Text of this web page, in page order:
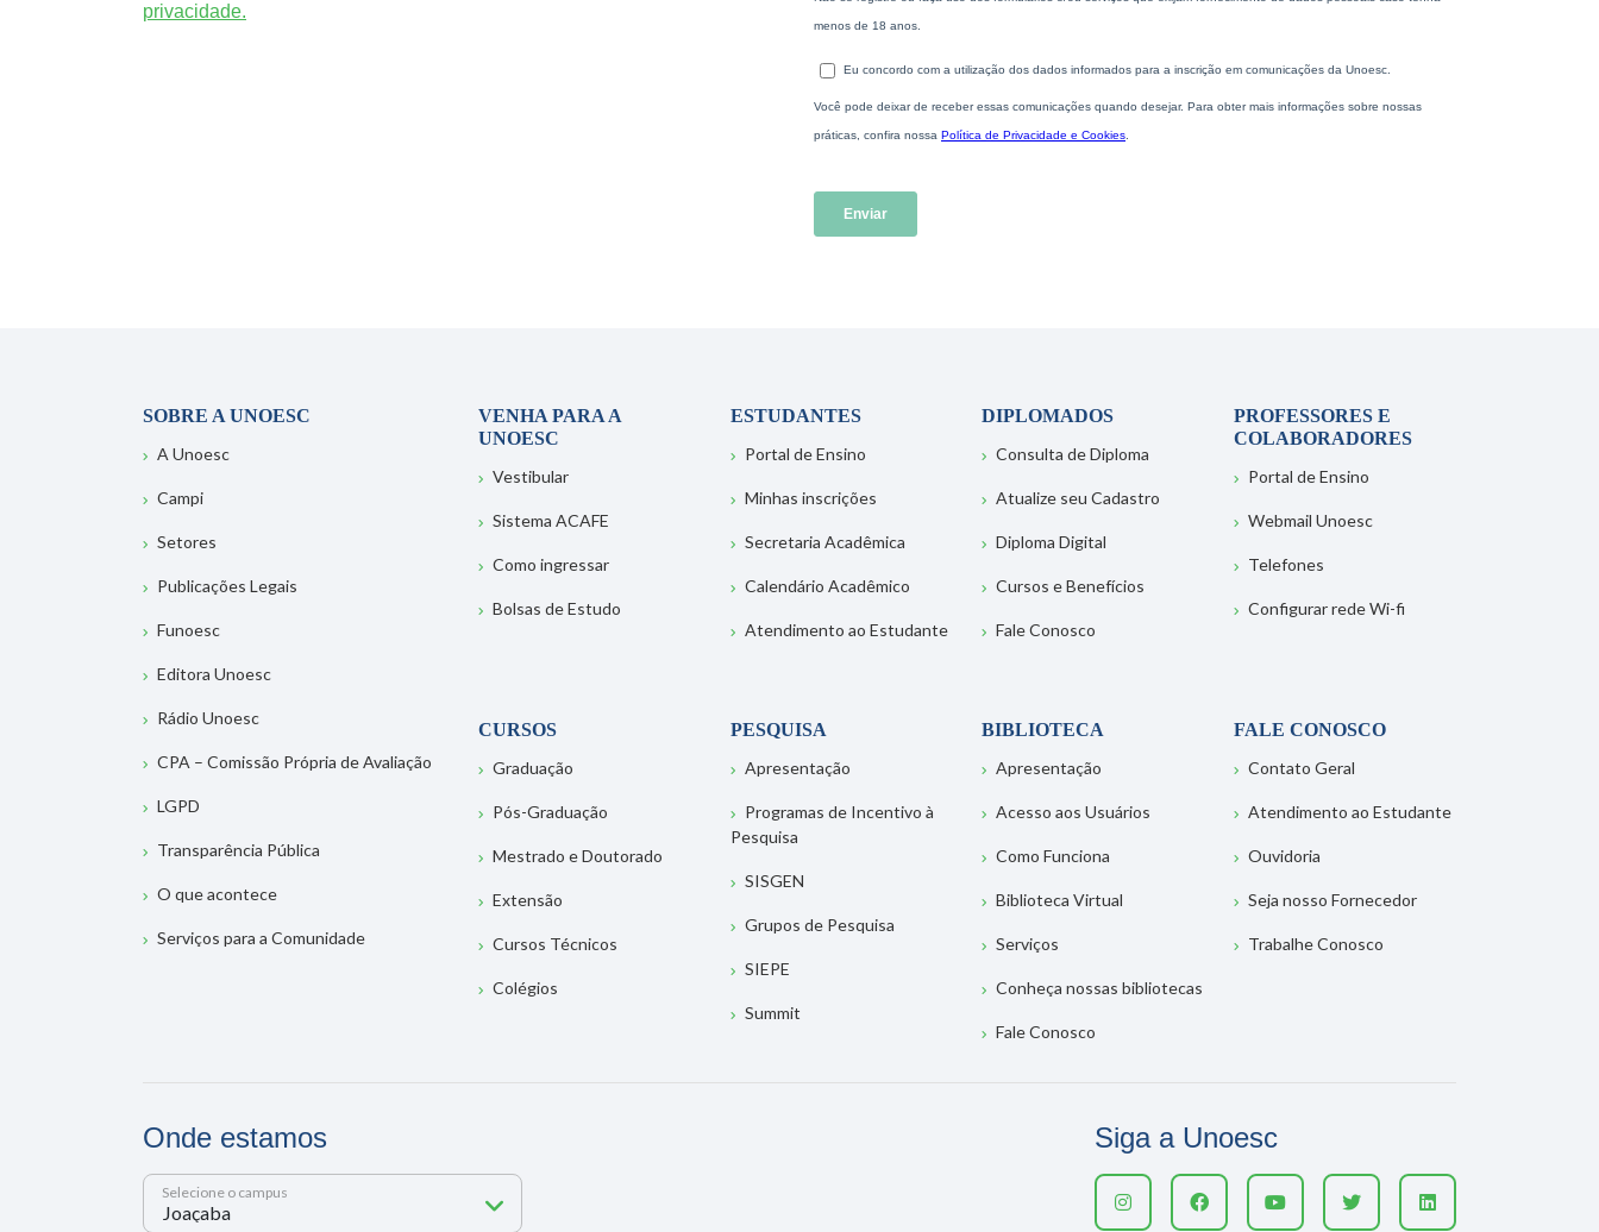
privacidade.
SOBRE A UNOESC
A Unoesc
Campi
Setores
Publicações Legais
Funoesc
Editora Unoesc
Rádio Unoesc
CPA – Comissão Própria de Avaliação
LGPD
Transparência Pública
O que acontece
Serviços para a Comunidade
VENHA PARA A
UNOESC
Vestibular
Sistema ACAFE
Como ingressar
Bolsas de Estudo
ESTUDANTES
Portal de Ensino
Minhas inscrições
Secretaria Acadêmica
Calendário Acadêmico
Atendimento ao Estudante
DIPLOMADOS
Consulta de Diploma
Atualize seu Cadastro
Diploma Digital
Cursos e Benefícios
Fale Conosco
PROFESSORES E
COLABORADORES
Portal de Ensino
Webmail Unoesc
Telefones
Configurar rede Wi-fi
CURSOS
Graduação
Pós-Graduação
Mestrado e Doutorado
Extensão
Cursos Técnicos
Colégios
PESQUISA
Apresentação
Programas de Incentivo à
Pesquisa
SISGEN
Grupos de Pesquisa
SIEPE
Summit
BIBLIOTECA
Apresentação
Acesso aos Usuários
Como Funciona
Biblioteca Virtual
Serviços
Conheça nossas bibliotecas
Fale Conosco
FALE CONOSCO
Contato Geral
Atendimento ao Estudante
Ouvidoria
Seja nosso Fornecedor
Trabalhe Conosco
Onde estamos
Selecione o campus
Siga a Unoesc